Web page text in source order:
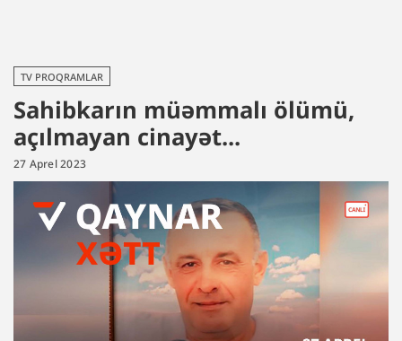
TV PROQRAMLAR
Sahibkarın müəmmalı ölümü,
açılmayan cinayət...
27 Aprel 2023